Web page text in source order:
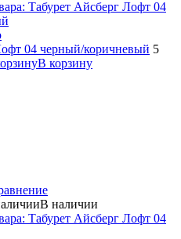
04 черный/коричневый 5
В корзину
В наличии